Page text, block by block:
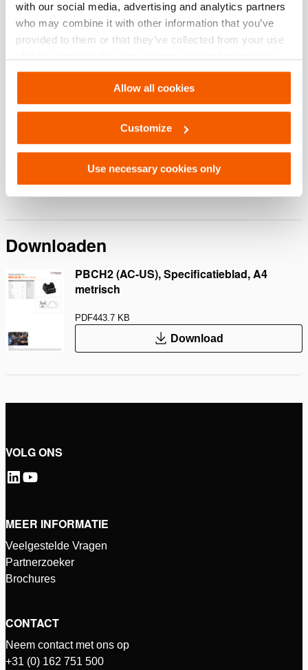
with our social media, advertising and analytics partners
who may combine it with other information that you’ve
provided to them or that they’ve collected from your use
Settings. See ourcookiestatement.
Allow all cookies
Customize
Use necessary cookies only
Technical Drawing
Functies
Realtime diagnostiek
Directe feedback over het oplaadniveau en de conditie
van de accu.
Downloaden
PBCH2 (AC-US), Specificatieblad, A4
metrisch
PDF443.7 KB
Download
VOLG ONS
MEER INFORMATIE
Veelgestelde Vragen
Partnerzoeker
Brochures
CONTACT
Neem contact met ons op
+31 (0) 162 751 500